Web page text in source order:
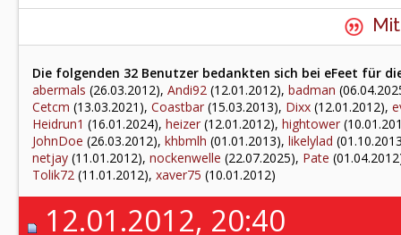
Die folgenden 32 Benutzer bedankten sich bei eFeet für
abermals (26.03.2012), Andi92 (12.01.2012), badman
Cetcm (13.03.2021), Coastbar (15.03.2013), Dixx (12.01.2012),
Heidrun1 (16.01.2024), heizer (12.01.2012), hightower
JohnDoe (26.03.2012), khbmlh (01.01.2013), likelylad
netjay (11.01.2012), nockenwelle (22.07.2025), Pate
Tolik72 (11.01.2012), xaver75 (10.01.2012)
12.01.2012, 20:40